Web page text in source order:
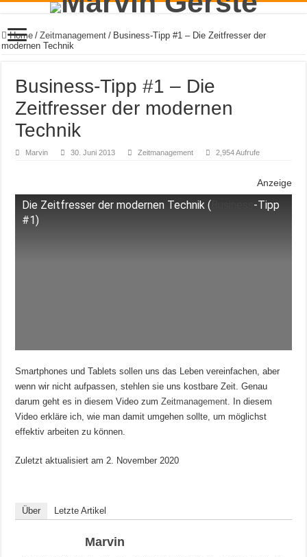
Home / Zeitmanagement / Business-Tipp #1 – Die Zeitfresser der
modernen Technik
Business-Tipp #1 – Die
Zeitfresser der modernen
Technik
Marvin 30. Juni 2013 Zeitmanagement 2,954 Aufrufe
Anzeige
Die Zeitfresser der modernen Technik (
-Tipp
#1)
Smartphones und Tablets sollen uns das Leben vereinfachen, aber
wenn wir nicht aufpassen, stehlen sie uns kostbare Zeit. Genau
darum geht es in diesem Video zumZeitmanagement . In diesem
Video erkläre ich, wie man damit umgehen sollte, um möglichst
effektiv arbeiten zu können.
Zuletzt aktualisiert am 2. November 2020
Über Letzte Artikel
Marvin